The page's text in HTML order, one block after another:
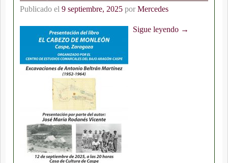
Publicado el 9 septiembre, 2025 por Mercedes
Sigue leyendo →